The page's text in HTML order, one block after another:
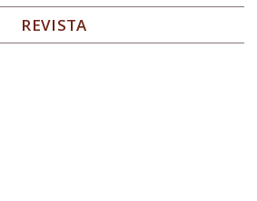
REVISTA